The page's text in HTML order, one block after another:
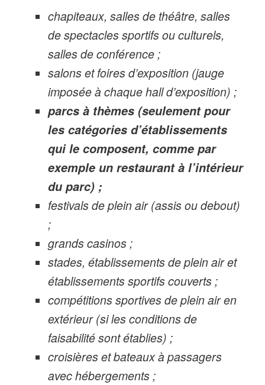
chapiteaux, salles de théâtre, salles
de spectacles sportifs ou culturels,
salles de conférence ;
salons et foires d’exposition (jauge
imposée à chaque hall d’exposition) ;
parcs à thèmes (seulement pour
les catégories d’établissements
qui le composent, comme par
exemple un restaurant à l’intérieur
du parc) ;
festivals de plein air (assis ou debout)
;
grands casinos ;
stades, établissements de plein air et
établissements sportifs couverts ;
compétitions sportives de plein air en
extérieur (si les conditions de
faisabilité sont établies) ;
croisières et bateaux à passagers
avec hébergements ;